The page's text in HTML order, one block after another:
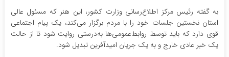
به گفته رئیس مرکز اطلاع‌رسانی وزارت کشور، این هنر که مسئول عالی
استان نخستین جلسات خود را با مردم برگزار می‌کند، یک پیام اجتماعی
قوی دارد که باید توسط روابط‌عمومی‌ها به‌درستی روایت شود تا از حالت
یک خبر عادی خارج و به یک جریان امیدآفرین تبدیل شود.